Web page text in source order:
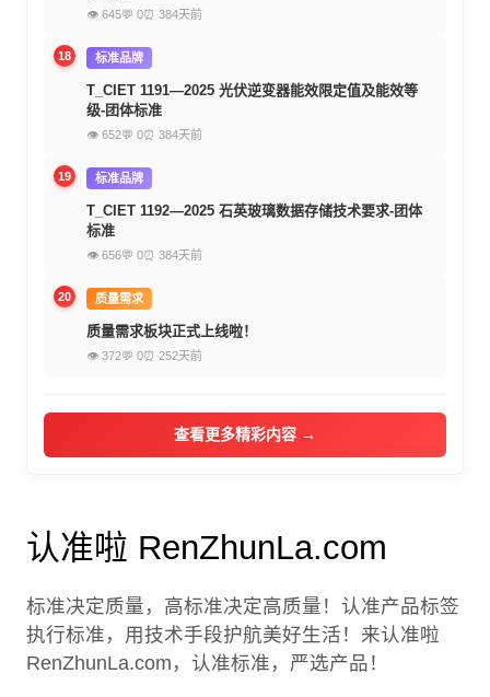
👁 645💬 0⏰ 384天前
18 标准品牌
T_CIET 1191—2025 光伏逆变器能效限定值及能效等
级-团体标准
👁 652💬 0⏰ 384天前
19 标准品牌
T_CIET 1192—2025 石英玻璃数据存储技术要求-团体
标准
👁 656💬 0⏰ 384天前
20 质量需求
质量需求板块正式上线啦！
👁 372💬 0⏰ 252天前
查看更多精彩内容 →
认准啦 RenZhunLa.com
标准决定质量，高标准决定高质量！认准产品标签
执行标准，用技术手段护航美好生活！来认准啦
RenZhunLa.com，认准标准，严选产品！